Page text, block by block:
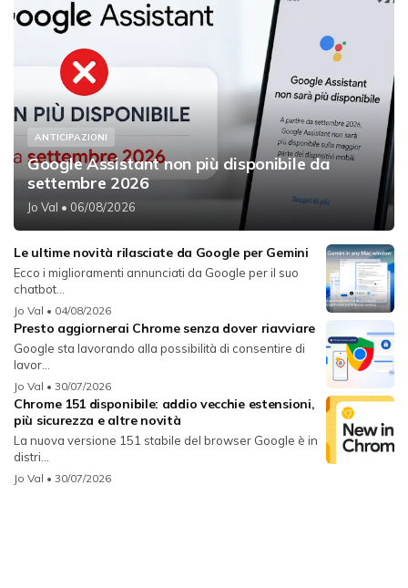
ANTICIPAZIONI
Google Assistant non più disponibile da
settembre 2026
Jo Val • 06/08/2026
Le ultime novità rilasciate da Google per Gemini
Ecco i miglioramenti annunciati da Google per il suo
chatbot...
Jo Val • 04/08/2026
Presto aggiornerai Chrome senza dover riavviare
Google sta lavorando alla possibilità di consentire di
lavor...
Jo Val • 30/07/2026
Chrome 151 disponibile: addio vecchie estensioni,
più sicurezza e altre novità
La nuova versione 151 stabile del browser Google è in
distri...
Jo Val • 30/07/2026